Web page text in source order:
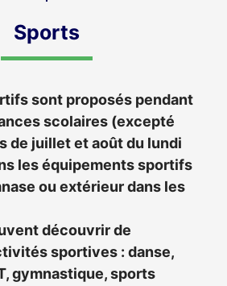
Sports
sont proposés pendant
scolaires (excepté
de juillet et août du lundi
les équipements sportifs
ou extérieur dans les
découvrir de
sportives : danse,
gymnastique, sports